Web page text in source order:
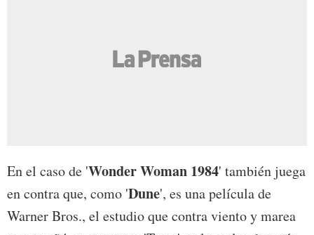
En el caso de 'Wonder Woman 1984' también juega
en contra que, como 'Dune', es una película de
Warner Bros., el estudio que contra viento y marea